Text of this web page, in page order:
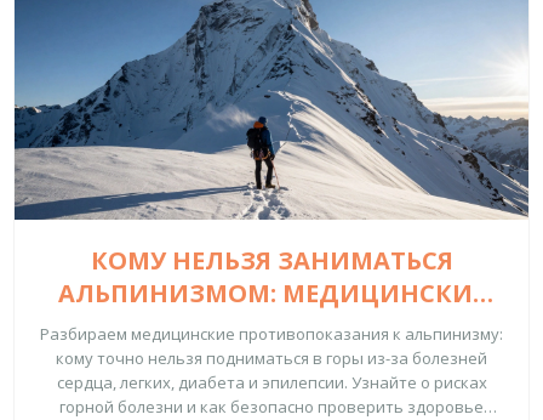
КОМУ НЕЛЬЗЯ ЗАНИМАТЬСЯ
АЛЬПИНИЗМОМ: МЕДИЦИНСКИЕ
ПРОТИВОПОКАЗАНИЯ И РИСКИ
Разбираем медицинские противопоказания к альпинизму:
кому точно нельзя подниматься в горы из-за болезней
сердца, легких, диабета и эпилепсии. Узнайте о рисках
горной болезни и как безопасно проверить здоровье